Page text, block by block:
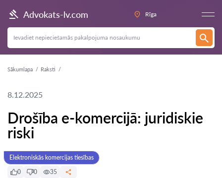
Advokats-lv.com Rīga
Sākumlapa Raksti
8.12.2025
Drošība e-komercijā: juridiskie
riski
Elektroniskās komercijas tiesības
0
0 35